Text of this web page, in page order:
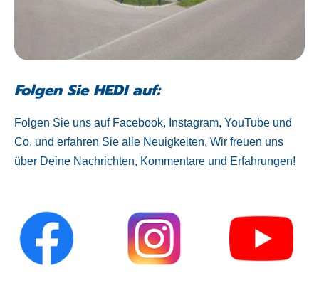
Folgen Sie HEDI auf:
Folgen Sie uns auf Facebook, Instagram, YouTube und
Co. und erfahren Sie alle Neuigkeiten. Wir freuen uns
über Deine Nachrichten, Kommentare und Erfahrungen!